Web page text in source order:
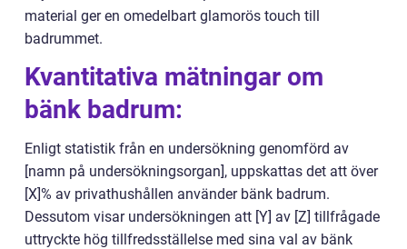
material ger en omedelbart glamorös touch till
badrummet.
Kvantitativa mätningar om
bänk badrum:
Enligt statistik från en undersökning genomförd av
[namn på undersökningsorgan], uppskattas det att över
[X]% av privathushållen använder bänk badrum.
Dessutom visar undersökningen att [Y] av [Z] tillfrågade
uttryckte hög tillfredsställelse med sina val av bänk